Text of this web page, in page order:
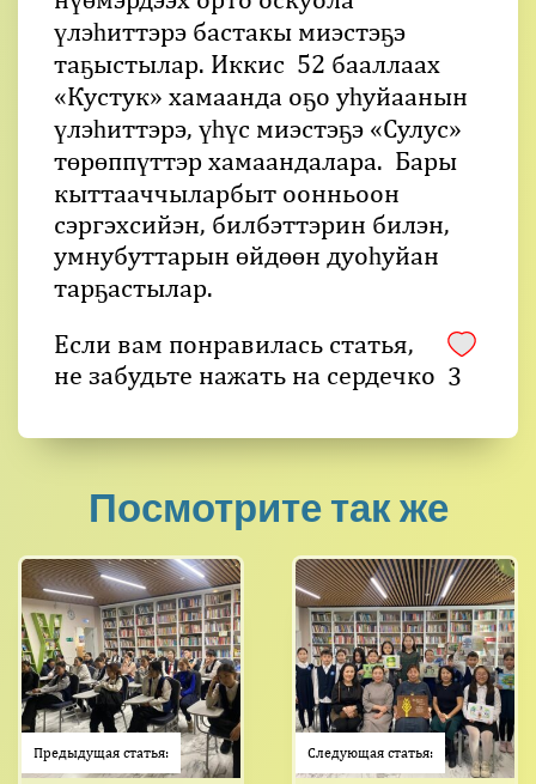
үлэһиттэрэ бастакы миэстэҕэ
таҕыстылар. Иккис 52 бааллаах
«Кустук» хамаанда оҕо уһуйаанын
үлэһиттэрэ, үһүс миэстэҕэ «Сулус»
төрөппүттэр хамаандалара. Бары
кыттааччыларбыт оонньоон
сэргэхсийэн, билбэттэрин билэн,
умнубуттарын өйдөөн дуоһуйан
тарҕастылар.
Если вам понравилась статья,
не забудьте нажать на сердечко 3
Посмотрите так же
Предыдущая статья: Следующая статья: